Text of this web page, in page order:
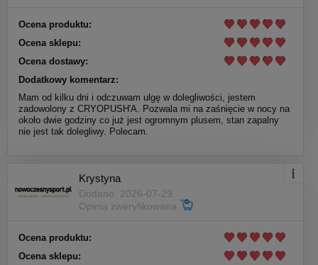
Ocena produktu:
Ocena sklepu:
Ocena dostawy:
Dodatkowy komentarz:
Mam od kilku dni i odczuwam ulgę w dolegliwości, jestem
zadowolony z CRYOPUSH'A. Pozwala mi na zaśnięcie w nocy na
około dwie godziny co już jest ogromnym plusem, stan zapalny
nie jest tak dolegliwy. Polecam.
Krystyna
Dodano: 2026-07-29
Opinia zweryfikowana
Ocena produktu:
Ocena sklepu: